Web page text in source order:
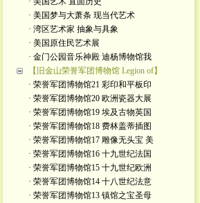
· 美国梦与大萧条 现当代艺术
· 湾区艺术家 抽象与具象
· 美国原住民艺术展
· 金门公园音乐神殿 迪杨博物馆我
【旧金山荣誉军团博物馆 Legion of】
· 荣誉军团博物馆21 彩印和平板印
· 荣誉军团博物馆20 欧洲瓷器大展
· 荣誉军团博物馆19 埃及古物英国
· 荣誉军团博物馆18 费林盖蒂插图
· 荣誉军团博物馆17 雕像无头宝 美
· 荣誉军团博物馆16 十九世纪法国
· 荣誉军团博物馆15 十九世纪欧洲
· 荣誉军团博物馆14 十八世纪法意
· 荣誉军团博物馆13 镇馆之宝圣母